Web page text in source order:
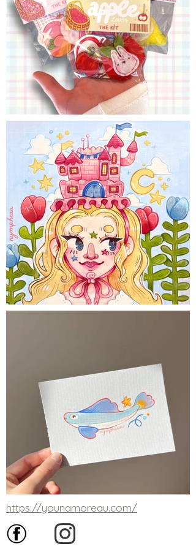
https://younamoreau.com/